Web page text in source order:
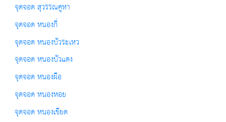
จุดจอด สุวรรณคูหา
จุดจอด หนองกี่
จุดจอด หนองบัวระเหว
จุดจอด หนองบัวแดง
จุดจอด หนองผือ
จุดจอด หนองหอย
จุดจอด หนองเขียด